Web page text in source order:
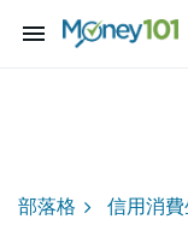
menu
部落格 信用消